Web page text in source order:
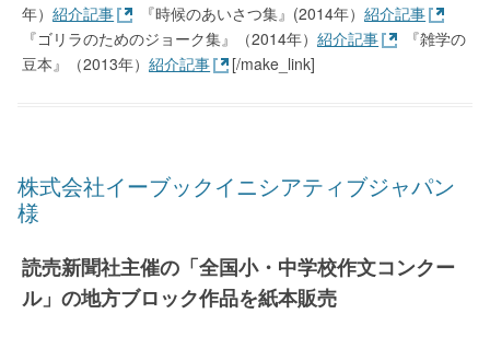
年）紹介記事 『時候のあいさつ集』(2014年）紹介記事
『ゴリラのためのジョーク集』（2014年）紹介記事
『雑学の
豆本』（2013年）紹介記事 [/make_link]
株式会社イーブックイニシアティブジャパン
様
読売新聞社主催の「全国小・中学校作文コンクー
ル」の地方ブロック作品を紙本販売